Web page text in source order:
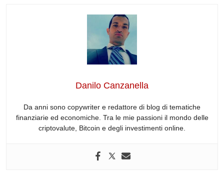
d
di
t
e
a
d
s
at
s
A
p
p
Danilo Canzanella
Da anni sono copywriter e redattore di blog di tematiche
finanziarie ed economiche. Tra le mie passioni il mondo delle
criptovalute, Bitcoin e degli investimenti online.